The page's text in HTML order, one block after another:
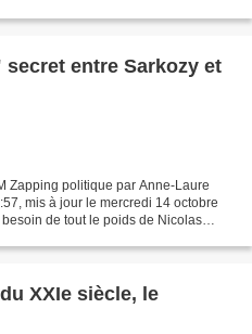
entre Sarkozy et
Zapping politique par Anne-Laure
mis à jour le mercredi 14 octobre
de tout le poids de Nicolas
XXIe siècle, le